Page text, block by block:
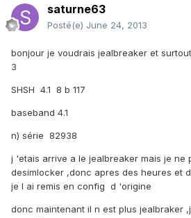
saturne63
Posté(e) June 24, 2013
bonjour je voudrais jealbreaker et
3
SHSH 4.1 8 b 117
baseband 4.1
n) série 82938
j 'etais arrive a le jealbreaker mais je ne
desimlocker ,donc apres des heures et
je l ai remis en config d 'origine
donc maintenant il n est plus jealbraker